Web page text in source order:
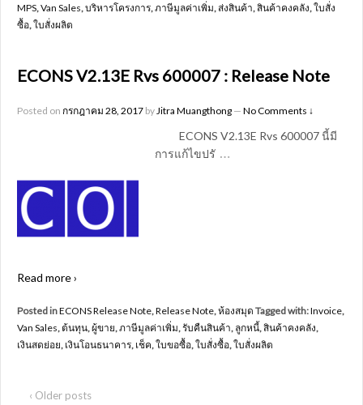
MPS, Van Sales, บริหารโครงการ, ภาษีมูลค่าเพิ่ม, ส่งสินค้า, สินค้าคงคลัง, ใบสั่ง
ซื้อ, ใบสั่งผลิต
ECONS V2.13E Rvs 600007 : Release Note
Posted on กรกฎาคม 28, 2017 byJitra Muangthong — No Comments ↓
ECONS V2.13E Rvs 600007 นี้มี
การแก้ไขปรั …
Read more ›
Posted inECONS Release Note,Release Note,ห้องสมุด Tagged with:Invoice,
Van Sales,ต้นทุน,ผู้ขาย,ภาษีมูลค่าเพิ่ม,รับคืนสินค้า, ลูกหนี้,สินค้าคงคลัง,
เงินสดย่อย, เงินโอนธนาคาร, เช็ค,ใบขอซื้อ,ใบสั่งซื้อ,ใบสั่งผลิต
‹ Older posts